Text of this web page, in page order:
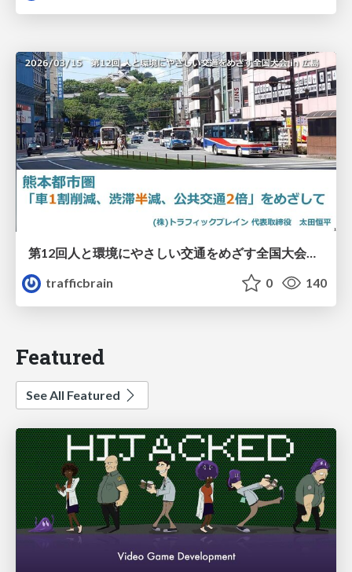
第12回人と環境にやさしい交通をめざす全国大会／熊本都市圏「車1割削減、渋滞半減、公共交通2倍」をめざして
trafficbrain
0 140
Featured
See All Featured